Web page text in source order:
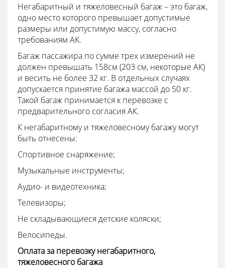
Негабаритный и тяжеловесный багаж – это багаж,
одно место которого превышает допустимые
размеры или допустимую массу, согласно
требованиям АК.
Багаж пассажира по сумме трех измерений не
должен превышать 158см (203 см, некоторые АК)
и весить не более 32 кг. В отдельных случаях
допускается принятие багажа массой до 50 кг.
Такой багаж принимается к перевозке с
предварительного согласия АК.
К негабаритному и тяжеловесному багажу могут
быть отнесены:
Спортивное снаряжение;
Музыкальные инструменты;
Аудио- и видеотехника;
Телевизоры;
Не складывающиеся детские коляски;
Велосипеды.
Оплата за перевозку негабаритного,
тяжеловесного багажа